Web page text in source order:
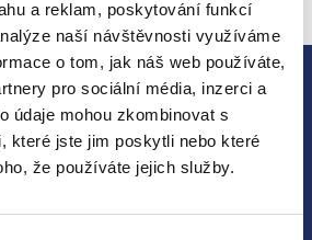
a reklam, poskytování funkcí
naší návštěvnosti využíváme
o tom, jak náš web používáte,
pro sociální média, inzerci a
údaje mohou zkombinovat s
které jste jim poskytli nebo které
že používáte jejich služby.